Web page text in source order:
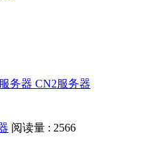
务器 CN2服务器
阅读量 : 2566